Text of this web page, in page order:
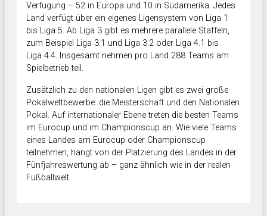
Verfügung – 52 in Europa und 10 in Südamerika. Jedes
Land verfügt über ein eigenes Ligensystem von Liga 1
bis Liga 5. Ab Liga 3 gibt es mehrere parallele Staffeln,
zum Beispiel Liga 3.1 und Liga 3.2 oder Liga 4.1 bis
Liga 4.4. Insgesamt nehmen pro Land 288 Teams am
Spielbetrieb teil.
Zusätzlich zu den nationalen Ligen gibt es zwei große
Pokalwettbewerbe: die Meisterschaft und den Nationalen
Pokal. Auf internationaler Ebene treten die besten Teams
im Eurocup und im Championscup an. Wie viele Teams
eines Landes am Eurocup oder Championscup
teilnehmen, hängt von der Platzierung des Landes in der
Fünfjahreswertung ab – ganz ähnlich wie in der realen
Fußballwelt.